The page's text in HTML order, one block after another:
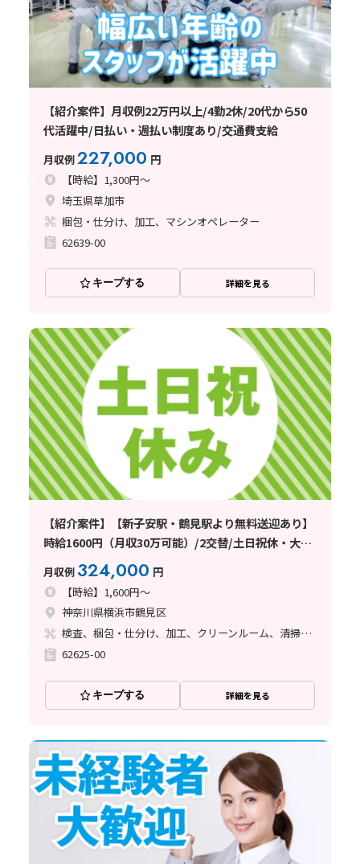
【紹介案件】月収例22万円以上/4勤2休/20代から50
代活躍中/日払い・週払い制度あり/交通費支給
月収例227,000 円
【時給】1,300円～
埼玉県草加市
梱包・仕分け、加工、マシンオペレーター
62639-00
キープする 詳細を見る
【紹介案件】【新子安駅・鶴見駅より無料送迎あり】
時給1600円（月収30万可能）/2交替/土日祝休・大型
月収例 324,000 円
【時給】1,600円～
神奈川県横浜市鶴見区
検査、梱包・仕分け、加工、クリーンルーム、清掃・洗浄
62625-00
キープする 詳細を見る